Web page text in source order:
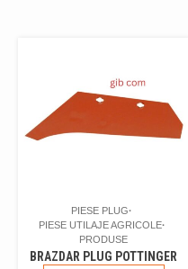
PIESE PLUG
PIESE UTILAJE AGRICOLE
PRODUSE
BRAZDAR PLUG POTTINGER